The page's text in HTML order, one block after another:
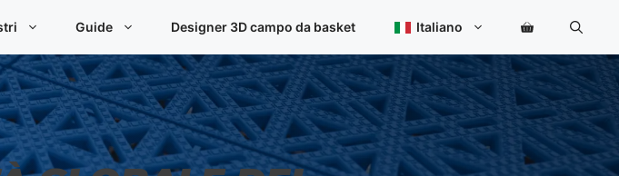
Guide Designer 3D campo da basket Italiano